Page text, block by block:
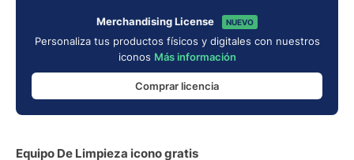
Merchandising License NUEVO
Personaliza tus productos físicos y digitales con nuestros
iconos Más información
Comprar licencia
Equipo De Limpieza icono gratis